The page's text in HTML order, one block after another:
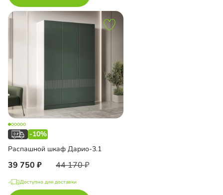
-10%
Распашной шкаф Дарио-3.1
39 750 44 170
Доступно для доставки